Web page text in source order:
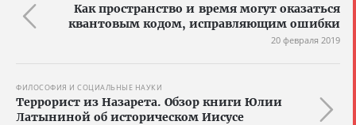
Как пространство и время могут оказаться
квантовым кодом, исправляющим ошибки
20 февраля 2019
ФИЛОСОФИЯ И СОЦИАЛЬНЫЕ НАУКИ
Террорист из Назарета. Обзор книги Юлии
Латыниной об историческом Иисусе